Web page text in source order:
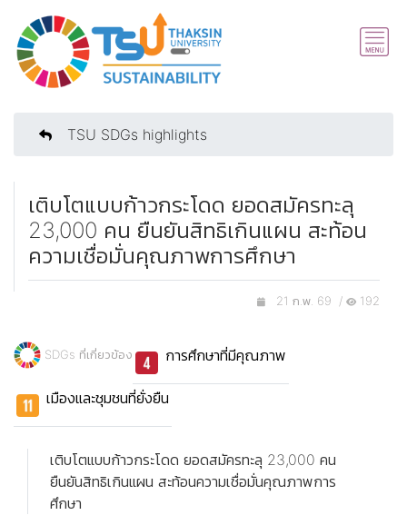
TSU SDGs highlights
เติบโตแบบก้าวกระโดด ยอดสมัครทะลุ
23,000 คน ยืนยันสิทธิเกินแผน สะท้อน
ความเชื่อมั่นคุณภาพการศึกษา
21 ก.พ. 69 / 192
SDGs ที่เกี่ยวข้อง การศึกษาที่มีคุณภาพ
เมืองและชุมชนที่ยั่งยืน
เติบโตแบบก้าวกระโดด ยอดสมัครทะลุ 23,000 คน
ยืนยันสิทธิเกินแผน สะท้อนความเชื่อมั่นคุณภาพการ
ศึกษา